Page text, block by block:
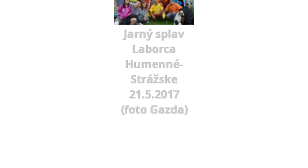
Jarný splav
Laborca
Humenné-
Strážske
21.5.2017
(foto Gazda)